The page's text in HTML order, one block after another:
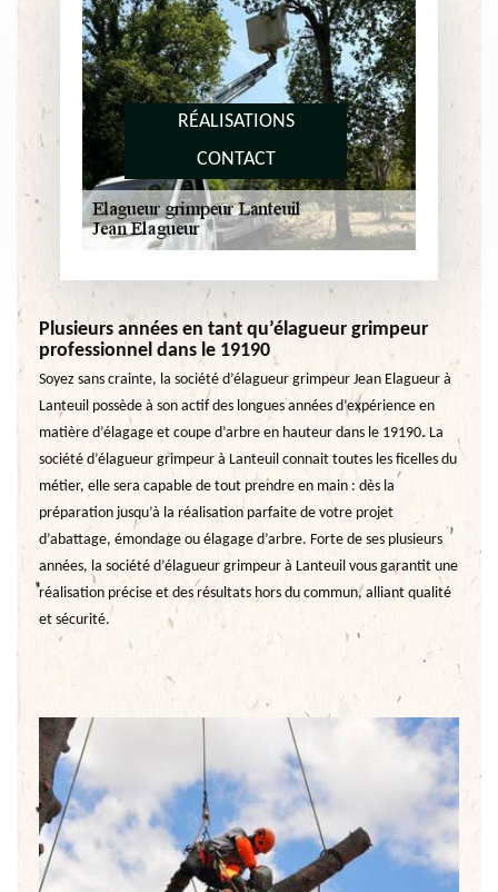
RÉALISATIONS
CONTACT
Plusieurs années en tant qu’élagueur grimpeur
professionnel dans le 19190
Soyez sans crainte, la société d’élagueur grimpeur Jean Elagueur à
Lanteuil possède à son actif des longues années d’expérience en
matière d’élagage et coupe d’arbre en hauteur dans le 19190. La
société d’élagueur grimpeur à Lanteuil connait toutes les ficelles du
métier, elle sera capable de tout prendre en main : dès la
préparation jusqu’à la réalisation parfaite de votre projet
d’abattage, émondage ou élagage d’arbre. Forte de ses plusieurs
années, la société d’élagueur grimpeur à Lanteuil vous garantit une
réalisation précise et des résultats hors du commun, alliant qualité
et sécurité.